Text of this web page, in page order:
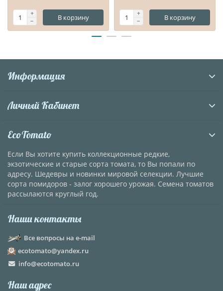
В корзину В корзину
Информация
Личный Кабинет
EcoTomato
Если Вы хотите купить коллекционные редкие,
экзотические и старые сорта томата, то Вы попали по
адресу. Шедевры и новинки мировой селекции. Лучшие
сорта помидоров - залог хорошего урожая. Семена томатов
рассылаются круглый год.
Наши контакты
Все вопросы на e-mail
ecotomato@yandex.ru
info@ecotomato.ru
Наш адрес